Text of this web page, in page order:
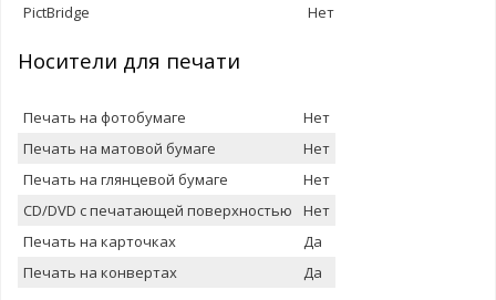
PictBridge
Нет
Носители для печати
Печать на фотобумаге
Нет
Печать на матовой бумаге
Нет
Печать на глянцевой бумаге
Нет
CD/DVD с печатающей поверхностью
Нет
Печать на карточках
Да
Печать на конвертах
Да